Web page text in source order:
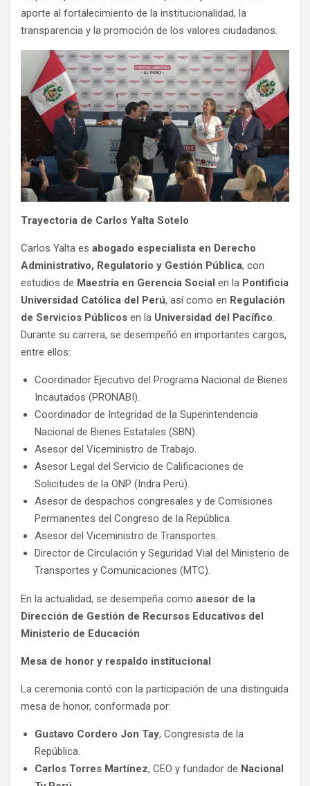
aporte al fortalecimiento de la institucionalidad, la
transparencia y la promoción de los valores ciudadanos.
Trayectoria de Carlos Yalta Sotelo
Carlos Yalta es abogado especialista en Derecho
Administrativo, Regulatorio y Gestión Pública, con
estudios de Maestría en Gerencia Social en la Pontificia
Universidad Católica del Perú, así como en Regulación
de Servicios Públicos en la Universidad del Pacífico.
Durante su carrera, se desempeñó en importantes cargos,
entre ellos:
Coordinador Ejecutivo del Programa Nacional de Bienes
Incautados (PRONABI).
Coordinador de Integridad de la Superintendencia
Nacional de Bienes Estatales (SBN).
Asesor del Viceministro de Trabajo.
Asesor Legal del Servicio de Calificaciones de
Solicitudes de la ONP (Indra Perú).
Asesor de despachos congresales y de Comisiones
Permanentes del Congreso de la República.
Asesor del Viceministro de Transportes.
Director de Circulación y Seguridad Vial del Ministerio de
Transportes y Comunicaciones (MTC).
En la actualidad, se desempeña como asesor de la
Dirección de Gestión de Recursos Educativos del
Ministerio de Educación
Mesa de honor y respaldo institucional
La ceremonia contó con la participación de una distinguida
mesa de honor, conformada por:
Gustavo Cordero Jon Tay, Congresista de la
República.
Carlos Torres Martínez, CEO y fundador de Nacional